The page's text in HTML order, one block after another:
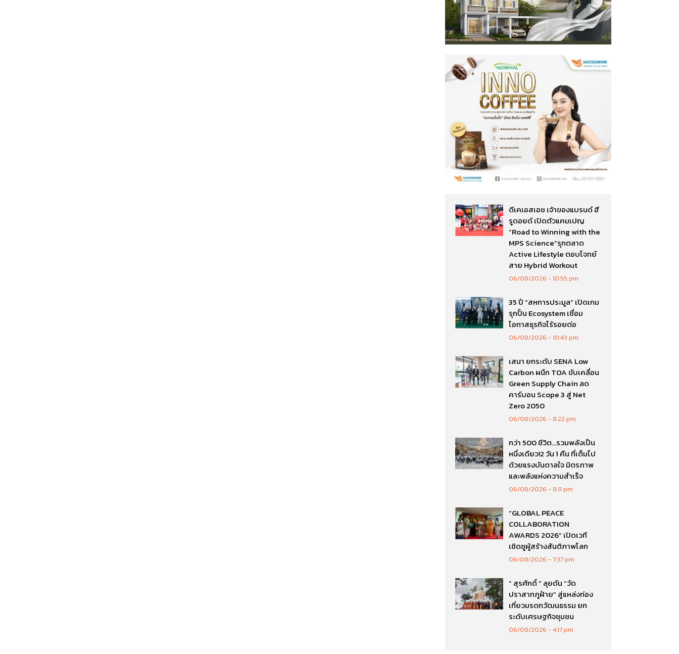
ดีเคเอสเอช เจ้าของแบรนด์ ฮี
รูดอยด์ เปิดตัวแคมเปญ
“Road to Winning with the
MPS Science”รุกตลาด
Active Lifestyle ตอบโจทย์
สาย Hybrid Workout
06/08/2026 10:55 pm
35 ปี “สหการประมูล” เปิดเกม
รุกปั้น Ecosystem เชื่อม
โอกาสธุรกิจไร้รอยต่อ
06/08/2026 10:43 pm
เสนา ยกระดับ SENA Low
Carbon ผนึก TOA ขับเคลื่อน
Green Supply Chain ลด
คาร์บอน Scope 3 สู่ Net
Zero 2050
06/08/2026 8:22 pm
กว่า 500 ชีวิต…รวมพลังเป็น
หนึ่งเดียว!2 วัน 1 คืน ที่เต็มไป
ด้วยแรงบันดาลใจ มิตรภาพ
และพลังแห่งความสำเร็จ
06/08/2026 8:11 pm
“GLOBAL PEACE
COLLABORATION
AWARDS 2026” เปิดเวที
เชิดชูผู้สร้างสันติภาพโลก
06/08/2026 7:37 pm
“ สุรศักดิ์ ” ลุยดัน “วัด
ปราสาทภูฝ้าย” สู่แหล่งท่อง
เที่ยวมรดกวัฒนธรรม ยก
ระดับเศรษฐกิจชุมชน
06/08/2026 4:17 pm